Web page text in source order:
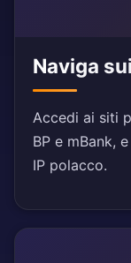
Naviga
Accedi ai siti
BP e mBank,
IP polacco.